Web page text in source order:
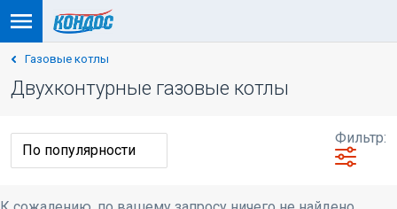
Газовые котлы
Двухконтурные газовые котлы
Фильтр: